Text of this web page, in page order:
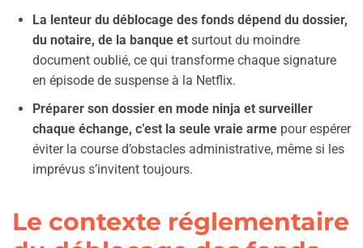
La lenteur du déblocage des fonds dépend du dossier,
du notaire, de la banque et surtout du moindre
document oublié, ce qui transforme chaque signature
en épisode de suspense à la Netflix.
Préparer son dossier en mode ninja et surveiller
chaque échange, c’est la seule vraie arme pour espérer
éviter la course d’obstacles administrative, même si les
imprévus s’invitent toujours.
Le contexte réglementaire